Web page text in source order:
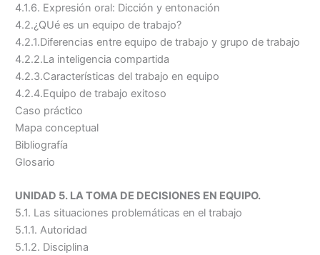
4.1.6. Expresión oral: Dicción y entonación
4.2.¿QUé es un equipo de trabajo?
4.2.1.Diferencias entre equipo de trabajo y grupo de trabajo
4.2.2.La inteligencia compartida
4.2.3.Características del trabajo en equipo
4.2.4.Equipo de trabajo exitoso
Caso práctico
Mapa conceptual
Bibliografía
Glosario
UNIDAD 5. LA TOMA DE DECISIONES EN EQUIPO.
5.1. Las situaciones problemáticas en el trabajo
5.1.1. Autoridad
5.1.2. Disciplina